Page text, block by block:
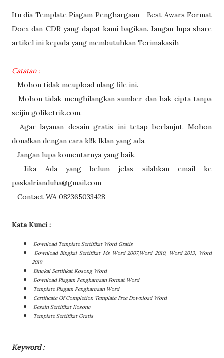
Itu dia Template Piagam Penghargaan - Best Awars Format
Docx dan CDR yang dapat kami bagikan. Jangan lupa share
artikel ini kepada yang membutuhkan Terimakasih
Catatan :
- Mohon tidak meupload ulang file ini.
- Mohon tidak menghilangkan sumber dan hak cipta tanpa
seijin goliketrik.com.
- Agar layanan desain gratis ini tetap berlanjut. Mohon
dona!kan dengan cara kl!k lklan yang ada.
- Jangan lupa komentarnya yang baik.
- Jika Ada yang belum jelas silahkan email ke
paskalrianduha@gmail.com
- Contact WA 082365033428
Kata Kunci :
Download Template Sertifikat Word Gratis
Download Bingkai Sertifikat Ms Word 2007,Word 2010, Word 2013, Word
2019
Bingkai Sertifikat Kosong Word
Download Piagam Penghargaan Format Word
Template Piagam Penghargaan Word
Certificate Of Completion Template Free Download Word
Desain Sertifikat Kosong
Template Sertifikat Gratis
Keyword :